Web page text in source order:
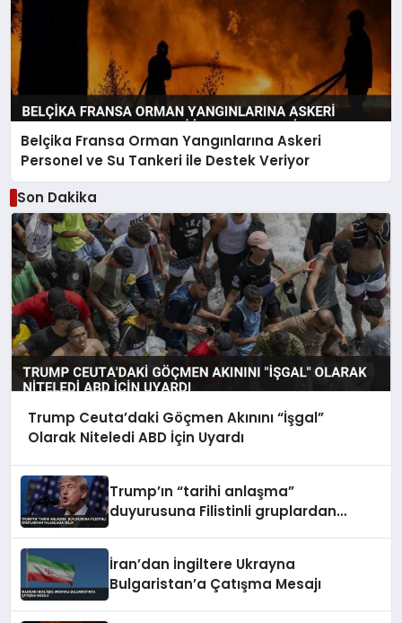
Belçika Fransa Orman Yangınlarına Askeri
Personel ve Su Tankeri ile Destek Veriyor
Son Dakika
Trump Ceuta’daki Göçmen Akınını “İşgal”
Olarak Niteledi ABD İçin Uyardı
Trump’ın “tarihi anlaşma”
duyurusuna Filistinli gruplardan
İran’dan İngiltere Ukrayna
Bulgaristan’a Çatışma Mesajı